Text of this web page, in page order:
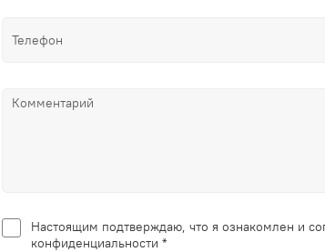
Настоящим подтверждаю, что я ознакомлен и
конфиденциальности *